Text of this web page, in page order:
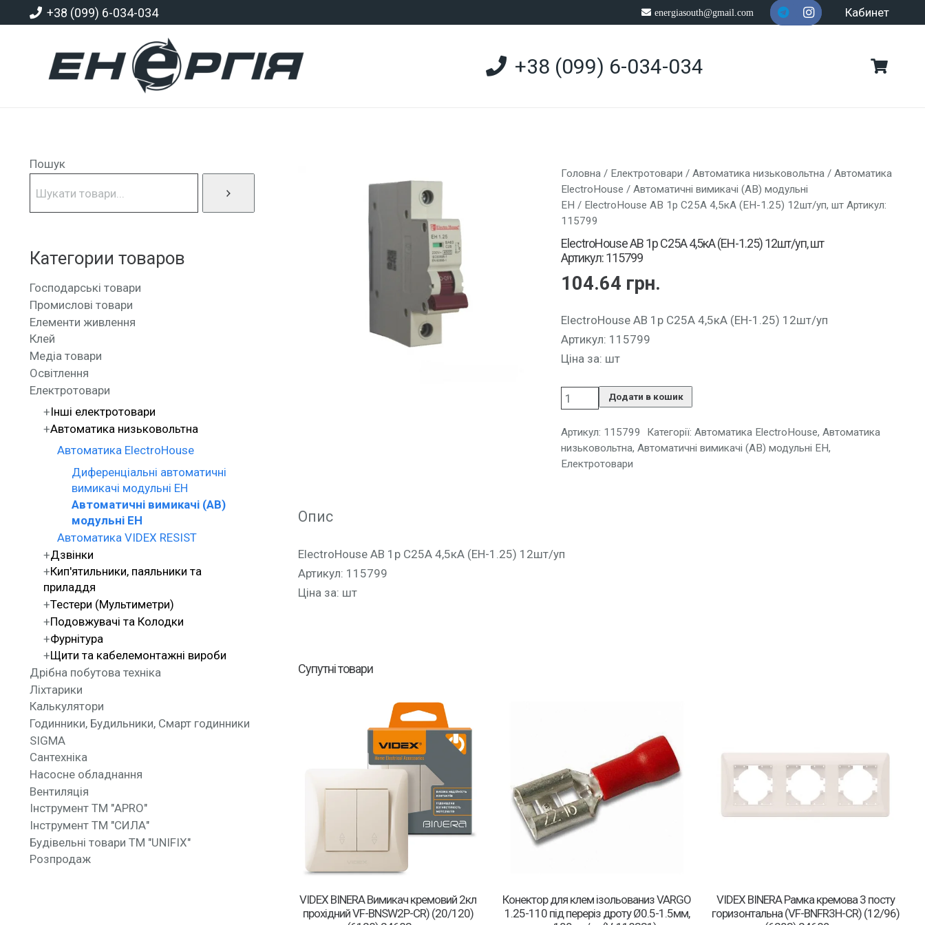
+38 (099) 6-034-034 energiasouth@gmail.com Кабинет
+38 (099) 6-034-034
Головна / Електротовари / Автоматика низьковольтна / Автоматика
ElectroHouse / Автоматичні вимикачі (АВ) модульні
EH / ElectroHouse АВ 1p С25A 4,5кА (EH-1.25) 12шт/уп, шт Артикул:
115799
ElectroHouse АВ 1p С25A 4,5кА (EH-1.25) 12шт/уп, шт
Артикул: 115799
104.64 грн.
ElectroHouse АВ 1p С25A 4,5кА (EH-1.25) 12шт/уп
Артикул: 115799
Ціна за: шт
Додати в кошик
Артикул: 115799 Категорії:Автоматика ElectroHouse,Автоматика
низьковольтна, Автоматичні вимикачі (АВ) модульні EH,
Електротовари
Опис
ElectroHouse АВ 1p С25A 4,5кА (EH-1.25) 12шт/уп
Артикул: 115799
Ціна за: шт
Супутні товари
VIDEX BINERA Вимикач кремовий 2кл
прохідний VF-BNSW2P-CR) (20/120)
Конектор для клем ізольованиз VARGO
1.25-110 під переріз дроту Ø0.5-1.5мм,
VIDEX BINERA Рамка кремова 3 посту
горизонтальна (VF-BNFR3H-CR) (12/96)
Пошук
Категории товаров
Господарські товари
Промислові товари
Елементи живлення
Клей
Медіа товари
Освітлення
Електротовари
Інші електротовари
Автоматика низьковольтна
Автоматика ElectroHouse
Диференціальні автоматичні
вимикачі модульні EH
Автоматичні вимикачі (АВ)
модульні EH
Автоматика VIDEX RESIST
Дзвінки
Кип'ятильники, паяльники та
приладдя
Тестери (Мультиметри)
Подовжувачі та Колодки
Фурнітура
Щити та кабелемонтажні вироби
Дрібна побутова техніка
Ліхтарики
Калькулятори
Годинники, Будильники, Смарт годинники
SIGMA
Сантехніка
Насосне обладнання
Вентиляція
Інструмент ТМ "APRO"
Інструмент ТМ "СИЛА"
Будівельні товари ТМ "UNIFIX"
Розпродаж